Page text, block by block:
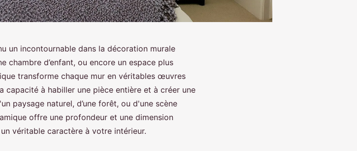
un incontournable dans la décoration murale
chambre d’enfant, ou encore un espace plus
transforme chaque mur en véritables œuvres
capacité à habiller une pièce entière et à créer une
paysage naturel, d’une forêt, ou d'une scène
offre une profondeur et une dimension
véritable caractère à votre intérieur.